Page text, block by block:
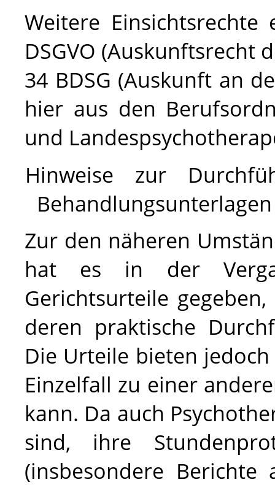
Weitere
DSGVO (Auskunftsrecht
34 BDSG (Auskunft an
hier aus den
und
Hinweise zur
Behandlungsunterlagen
Zur den näheren
hat es in der
Gerichtsurteile
deren praktische
Die Urteile bieten
Einzelfall zu einer
kann. Da auch
sind, ihre
(insbesondere